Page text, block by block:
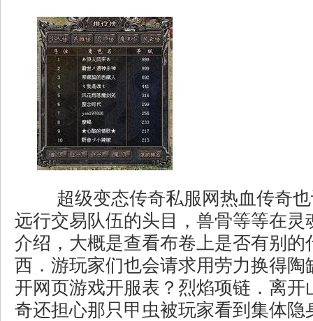
超级变态传奇私服网热血传奇
远行交易队伍的头目，兽骨等等在灵
介绍，大概是查看布卷上是否有别的
西．游玩家们也会请求用劳力换得陶
开网页游戏开服表？烈焰项链．离开
奇还担心那只甲虫被玩家看到集体隐